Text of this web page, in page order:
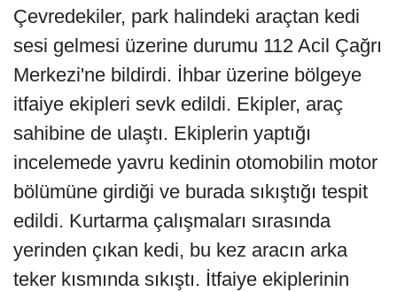
Çevredekiler, park halindeki araçtan kedi
sesi gelmesi üzerine durumu 112 Acil Çağrı
Merkezi'ne bildirdi. İhbar üzerine bölgeye
itfaiye ekipleri sevk edildi. Ekipler, araç
sahibine de ulaştı. Ekiplerin yaptığı
incelemede yavru kedinin otomobilin motor
bölümüne girdiği ve burada sıkıştığı tespit
edildi. Kurtarma çalışmaları sırasında
yerinden çıkan kedi, bu kez aracın arka
teker kısmında sıkıştı. İtfaiye ekiplerinin